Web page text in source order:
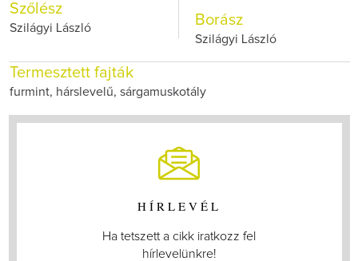
Szőlész
Szilágyi László Borász
Szilágyi László
Termesztett fajták
furmint, hárslevelű, sárgamuskotály
HÍRLEVÉL
Ha tetszett a cikk iratkozz fel
hírlevelünkre!